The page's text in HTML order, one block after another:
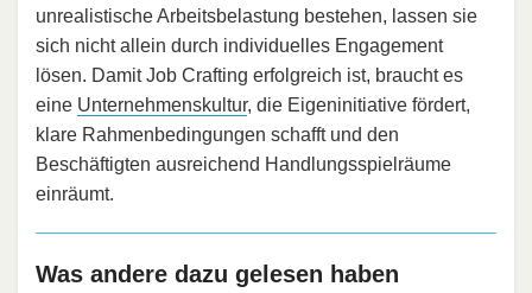
unrealistische Arbeitsbelastung bestehen, lassen sie
sich nicht allein durch individuelles Engagement
lösen. Damit Job Crafting erfolgreich ist, braucht es
eine Unternehmenskultur, die Eigeninitiative fördert,
klare Rahmenbedingungen schafft und den
Beschäftigten ausreichend Handlungsspielräume
einräumt.
Was andere dazu gelesen haben